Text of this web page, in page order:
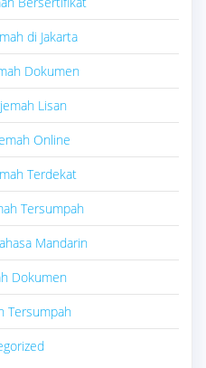
di Jakarta
Dokumen
Lisan
Online
Terdekat
Tersumpah
Mandarin
Dokumen
Tersumpah